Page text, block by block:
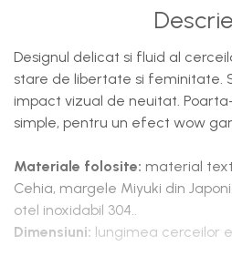
Designul delicat si fluid al
stare de libertate si feminitate.
impact vizual de neuitat.
simple, pentru un efect wow
Materiale folosite: material
Cehia, margele Miyuki din
otel inoxidabil 304..
Dimensiuni: lungimea cerceilor